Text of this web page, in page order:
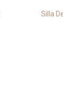
Silla